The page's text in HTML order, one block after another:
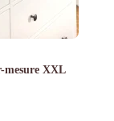
mesure XXL